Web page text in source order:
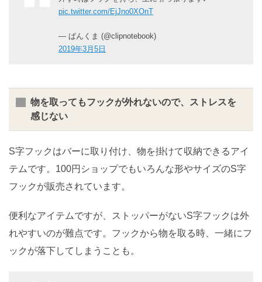
pic.twitter.com/EjJno0XOnT
— ぱんくま (@clipnotebook)
2019年3月5日
物を取ってもフックが外れないので、ストレスを
感じない
S字フックはバーに取り付け、物を掛けて収納できるアイ
テムです。100円ショップでもいろんな形やサイズのS字
フックが販売されています。
便利なアイテムですが、ストッパーがないS字フックは外
れやすいのが難点です。フックから物を取る時、一緒にフ
ックが落下してしまうことも。